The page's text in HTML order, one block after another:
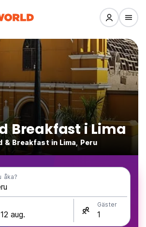
Breakfast i Lima
& Breakfast in Lima, Peru
åka?
Gäster